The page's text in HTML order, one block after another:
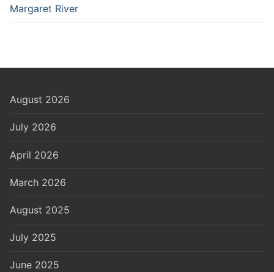
Margaret River
August 2026
July 2026
April 2026
March 2026
August 2025
July 2025
June 2025